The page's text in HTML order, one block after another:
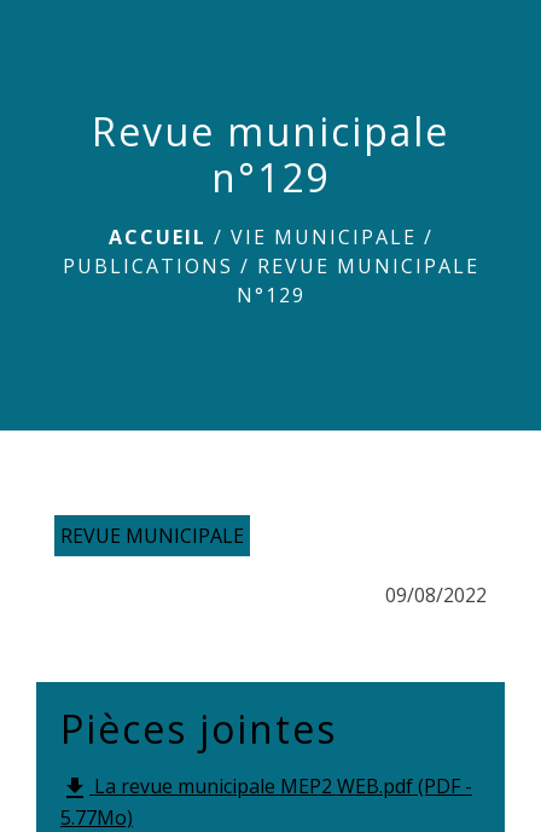
Revue municipale
n°129
ACCUEIL / VIE MUNICIPALE /
PUBLICATIONS / REVUE MUNICIPALE
N°129
REVUE MUNICIPALE
09/08/2022
Pièces jointes
file_download La revue municipale MEP2 WEB.pdf (PDF -
5.77Mo)